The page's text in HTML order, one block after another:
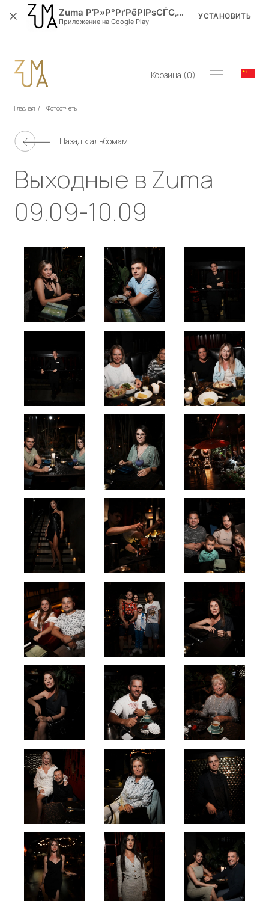
Корзина (0)
Главная / Фотоотчеты
Назад к альбомам
Выходные в Zuma
09.09-10.09
Zuma Р’Р»Р°РґРёРІРѕСЃС‚РѕРє
Приложение на Google Play
УСТАНОВИТЬ